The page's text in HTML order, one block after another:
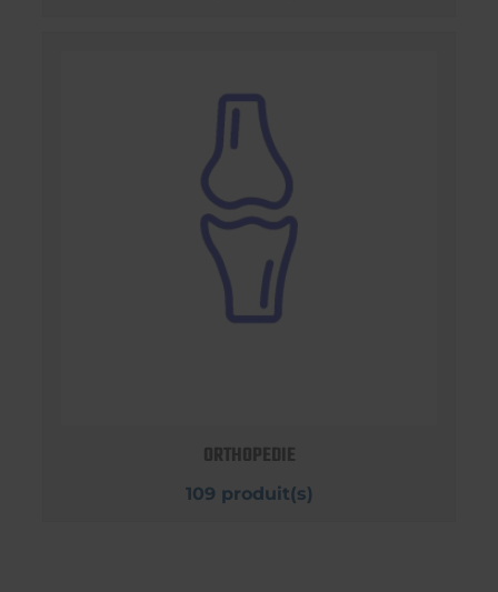
ORTHOPEDIE
109 produit(s)